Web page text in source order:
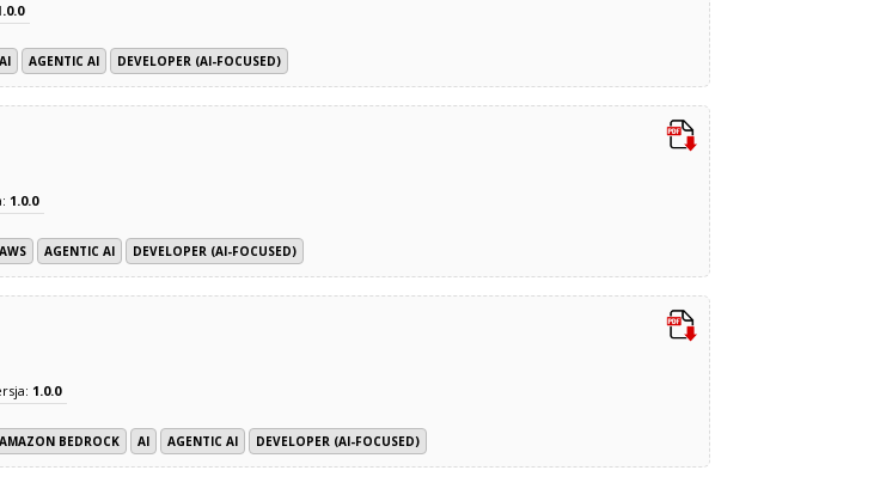
AI AGENTIC AI DEVELOPER (AI-FOCUSED)
1.0.0
AWS AGENTIC AI DEVELOPER (AI-FOCUSED)
1.0.0
AMAZON BEDROCK AI AGENTIC AI DEVELOPER (AI-FOCUSED)